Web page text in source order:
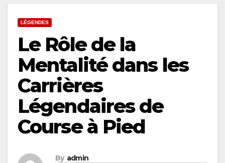
LÉGENDES
Le Rôle de la
Mentalité dans les
Carrières
Légendaires de
Course à Pied
By admin